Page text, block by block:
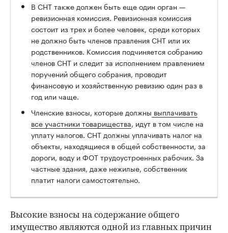
В СНТ также должен быть еще один орган —
ревизионная комиссия. Ревизионная комиссия
состоит из трех и более человек, среди которых
не должно быть членов правления СНТ или их
родственников. Комиссия подчиняется собранию
членов СНТ и следит за исполнением правлением
поручений общего собрания, проводит
финансовую и хозяйственную ревизию один раз в
год или чаще.
Членские взносы, которые должны выплачивать
все участники товарищества, идут в том числе на
уплату налогов. СНТ должны уплачивать налог на
объекты, находящиеся в общей собственности, за
дороги, воду и ФОТ трудоустроенных рабочих. За
частные здания, даже нежилые, собственник
платит налоги самостоятельно.
Высокие взносы на содержание общего
имущество являются одной из главных причин